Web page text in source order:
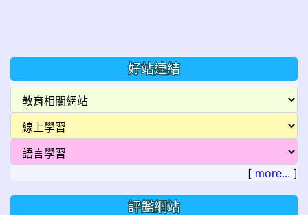
好站連結
[ more... ]
評鑑網站